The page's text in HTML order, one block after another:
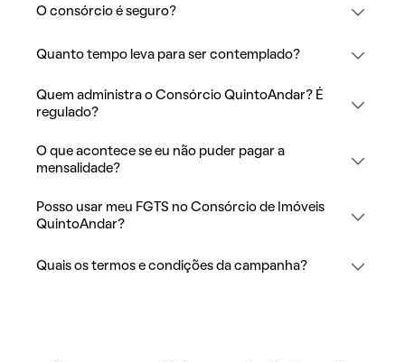
O consórcio é seguro?
Quanto tempo leva para ser contemplado?
Quem administra o Consórcio QuintoAndar? É
regulado?
O que acontece se eu não puder pagar a
mensalidade?
Posso usar meu FGTS no Consórcio de Imóveis
QuintoAndar?
Quais os termos e condições da campanha?